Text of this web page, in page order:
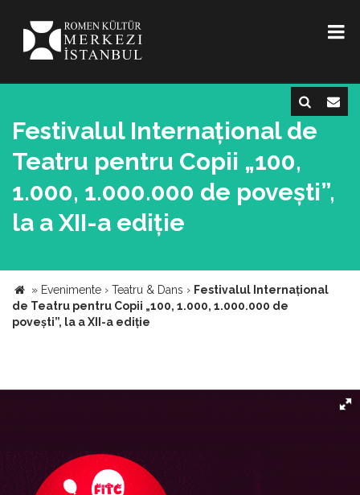
Festivalul Internațional de
Teatru pentru Copii „100,
1.000, 1.000.000 de povești”,
la a XII-a ediție
» Evenimente › Teatru & Dans › Festivalul Internațional
de Teatru pentru Copii „100, 1.000, 1.000.000 de
povești”, la a XII-a ediție